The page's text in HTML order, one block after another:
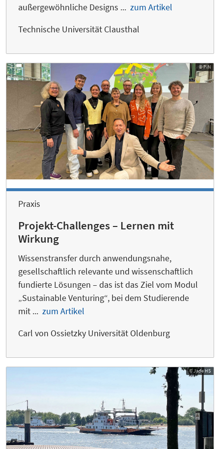
außergewöhnliche Designs ... zum Artikel
Technische Universität Clausthal
© PIN
Praxis
Projekt-Challenges – Lernen mit
Wirkung
Wissenstransfer durch anwendungsnahe,
gesellschaftlich relevante und wissenschaftlich
fundierte Lösungen – das ist das Ziel vom Modul
„Sustainable Venturing“, bei dem Studierende
mit ... zum Artikel
Carl von Ossietzky Universität Oldenburg
© Jade HS